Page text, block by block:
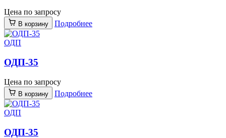
Цена по запросу
В корзину Подробнее
ОДП
ОДП-35
Цена по запросу
В корзину Подробнее
ОДП
ОДП-35